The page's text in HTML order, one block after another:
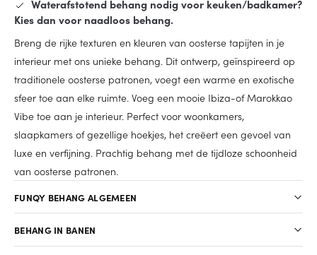
Waterafstotend behang nodig voor keuken/badkamer?
Kies dan voor naadloos behang.
Breng de rijke texturen en kleuren van oosterse tapijten in je
interieur met ons unieke behang. Dit ontwerp, geïnspireerd op
traditionele oosterse patronen, voegt een warme en exotische
sfeer toe aan elke ruimte. Voeg een mooie Ibiza-of Marokkao
Vibe toe aan je interieur. Perfect voor woonkamers,
slaapkamers of gezellige hoekjes, het creëert een gevoel van
luxe en verfijning. Prachtig behang met de tijdloze schoonheid
van oosterse patronen.
FUNQY BEHANG ALGEMEEN
BEHANG IN BANEN